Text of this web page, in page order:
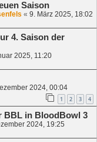
Saison
« 9. März 2025, 18:02
4. Saison der
2025, 11:20
2024, 00:04
1 2 3 4
BBL in BloodBowl 3
2024, 19:25